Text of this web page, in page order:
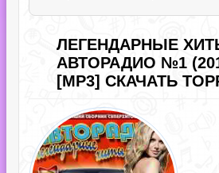
ЛЕГЕНДАРНЫЕ
АВТОРАДИО №1
[MP3] СКАЧАТЬ